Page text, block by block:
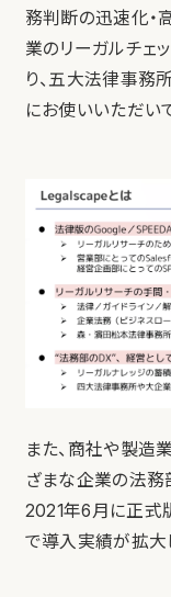
務判断の迅速化・
業のリーガルチェ
り、五大法律事務
にお使いいただい
また、商社や製造
ざまな企業の法務
2021年6月に正式
で導入実績が拡大